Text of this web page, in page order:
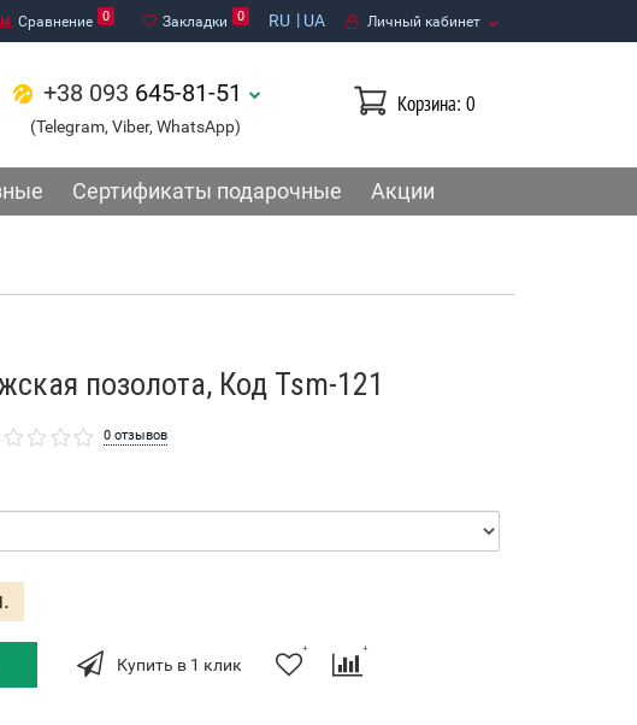
Сравнение 0 Закладки 0 RU UA Личный кабинет
+38 093 645-81-51
(Telegram, Viber, WhatsApp)
Корзина: 0
Сертификаты подарочные Акции
позолота, Код Tsm-121
0 отзывов
Купить в 1 клик